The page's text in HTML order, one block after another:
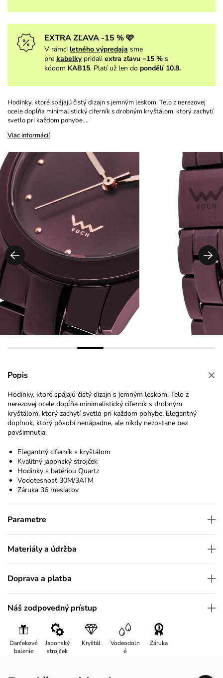
EXTRA ZĽAVA -15 % 🩷
V rámci letného výpredaja sme
pre kabelky pridali extra zľavu −15 % s
kódom KAB15. Platí už len do pondělí 10.8.
Hodinky, ktoré spájajú čistý dizajn s jemným leskom. Telo z nerezovej
ocele dopĺňa minimalistický ciferník s drobným kryštálom, ktorý zachytí
svetlo pri každom pohybe.…
Viac informácií
Popis
Hodinky, ktoré spájajú čistý dizajn s jemným leskom. Telo z
nerezovej ocele dopĺňa minimalistický ciferník s drobným
kryštálom, ktorý zachytí svetlo pri každom pohybe. Elegantný
doplnok, ktorý pôsobí nenápadne, ale nikdy nezostane bez
povšimnutia.
Elegantný ciferník s kryštálom
Kvalitný japonský strojček
Hodinky s batériou Quartz
Vodotesnosť 30M/3ATM
Záruka 36 mesiacov
Parametre
Materiály a údržba
Doprava a platba
Náš zodpovedný prístup
Darčekové
balenie
Japonský
strojček
Kryštál
Vodeodoln
é
Záruka